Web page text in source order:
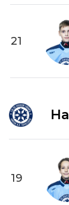
21
19